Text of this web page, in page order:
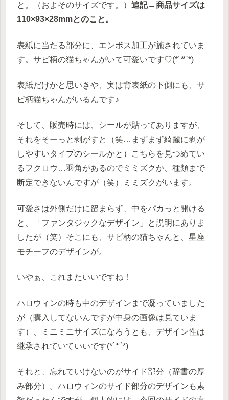
と。（およそのサイズです。） 追記→商品サイズは
110×93×28mmとのこと。
表紙に当たる部分に、エンボス加工が施されていま
す。サビ柄の猫ちゃんがいて可愛いです♡(*´꒳`*)
表紙だけかと思いきや、実は背表紙の下側にも、サ
ビ柄猫ちゃんがいるんです♪
そして、販売時には、シールが貼ってありますが、
それをそーっと剥がすと（笑…まずまず綺麗に剥が
しやすいタイプのシールかと）こちらを見つめてい
るフクロウ…羽角があるのでミミズクか、種類まで
断定できないんですが（笑）ミミズクがいます。
可愛さは外側だけに留まらず、中をパカっと開ける
と、「ファンタジックなデザイン」と説明にありま
したが（笑）そこにも、サビ柄の猫ちゃんと、星座
モチーフのデザインが。
いやぁ、これまたいいですね！
ハロウィンの時も中のデザインまで凝っていました
が（購入してないんですが中身の画像は見ていま
す）、ミニミニサイズになろうとも、デザイン性は
継承されていていいです(*´꒳`*)
それと、忘れていけないのがサイド部分（辞書の厚
み部分）。ハロウィンのサイド部分のデザインも素